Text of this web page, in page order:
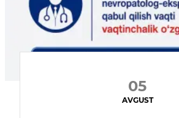
05
AVGUST